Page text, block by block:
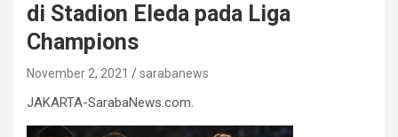
di Stadion Eleda pada Liga
Champions
November 2, 2021 sarabanews
JAKARTA-SarabaNews.com.